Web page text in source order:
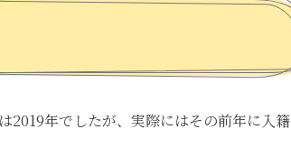
2019年でしたが、実際にはその前年に入籍